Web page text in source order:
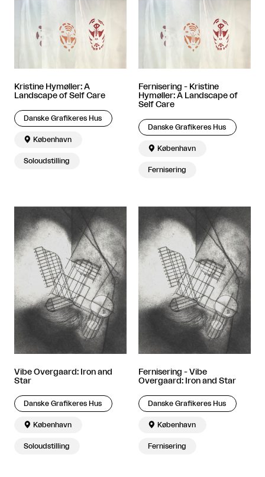
Kristine Hymøller: A
Landscape of Self Care
Danske Grafikeres Hus
 København
Soloudstilling
Fernisering - Kristine
Hymøller: A Landscape of
Self Care
Danske Grafikeres Hus
 København
Fernisering
Vibe Overgaard: Iron and
Star
Danske Grafikeres Hus
 København
Soloudstilling
Fernisering - Vibe
Overgaard: Iron and Star
Danske Grafikeres Hus
 København
Fernisering